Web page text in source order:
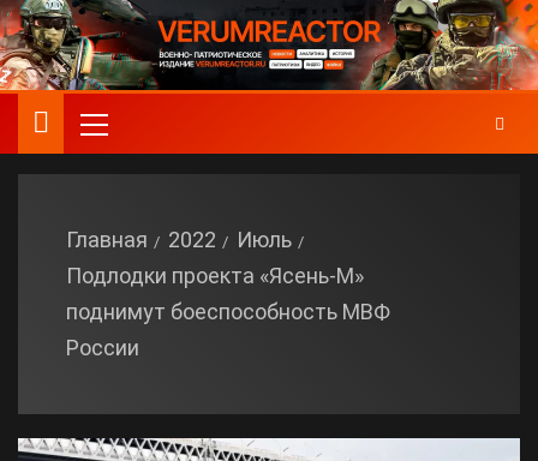
Главная 2022
Июль
Подлодки проекта «Ясень-М»
поднимут боеспособность МВФ
России